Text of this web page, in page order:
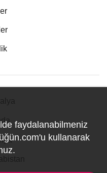
faydalanabilmeniz
kullanarak